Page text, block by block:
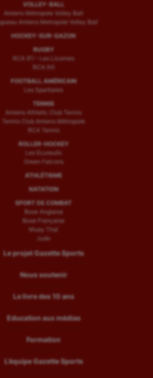
VOLLEY-BALL
Amiens Métropole Volley Ball
Amiens Metropole Volley Ball
HOCKEY-SUR-GAZON
RUGBY
RCA (F) – Les Licornes
RCA (H)
FOOTBALL AMÉRICAIN
Les Spartiates
TENNIS
Amiens Athletic Club Tennis
Tennis Club Amiens Métropole
RCA Tennis
ROLLER-HOCKEY
Les Ecureuils
Green Falcons
ATHLÉTISME
NATATION
SPORT DE COMBAT
Boxe Anglaise
Boxe Française
Muay Thaï
Judo
Le projet Gazette Sports
Nous soutenir
Le livre des 10 ans
Education aux médias
Formation
L’équipe Gazette Sports